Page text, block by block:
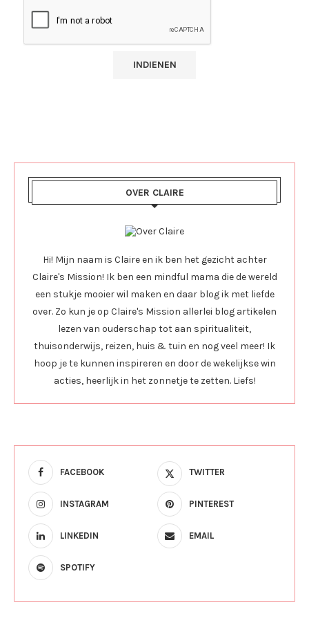
OVER CLAIRE
Hi! Mijn naam is Claire en ik ben het gezicht achter
Claire's Mission! Ik ben een mindful mama die de wereld
een stukje mooier wil maken en daar blog ik met liefde
over. Zo kun je op Claire's Mission allerlei blog artikelen
lezen van ouderschap tot aan spiritualiteit,
thuisonderwijs, reizen, huis & tuin en nog veel meer! Ik
hoop je te kunnen inspireren en door de wekelijkse win
acties, heerlijk in het zonnetje te zetten. Liefs!
FACEBOOK TWITTER
INSTAGRAM PINTEREST
LINKEDIN EMAIL
SPOTIFY